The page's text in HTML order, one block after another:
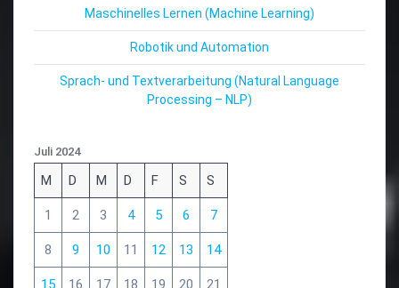
Maschinelles Lernen (Machine Learning)
Robotik und Automation
Sprach- und Textverarbeitung (Natural Language
Processing – NLP)
Juli 2024
M D M D F S S
1 2 3 4 5 6 7
8 9 10 11 12 13 14
15 16 17 18 19 20 21